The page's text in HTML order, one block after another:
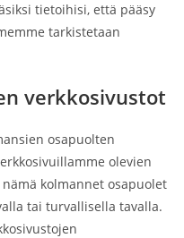
tietoihisi, että pääsy
tarkistetaan
verkkosivustot
osapuolten
olevien
kolmannet osapuolet
tai turvallisella tavalla.